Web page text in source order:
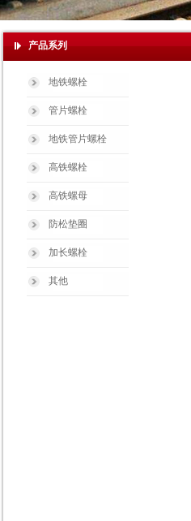
产品系列
地铁螺栓
管片螺栓
地铁管片螺栓
高铁螺栓
高铁螺母
防松垫圈
加长螺栓
其他